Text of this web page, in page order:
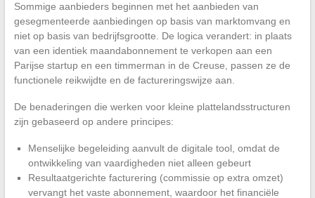
Sommige aanbieders beginnen met het aanbieden van
gesegmenteerde aanbiedingen op basis van marktomvang en
niet op basis van bedrijfsgrootte. De logica verandert: in plaats
van een identiek maandabonnement te verkopen aan een
Parijse startup en een timmerman in de Creuse, passen ze de
functionele reikwijdte en de factureringswijze aan.
De benaderingen die werken voor kleine plattelandsstructuren
zijn gebaseerd op andere principes:
Menselijke begeleiding aanvult de digitale tool, omdat de
ontwikkeling van vaardigheden niet alleen gebeurt
Resultaatgerichte facturering (commissie op extra omzet)
vervangt het vaste abonnement, waardoor het financiële